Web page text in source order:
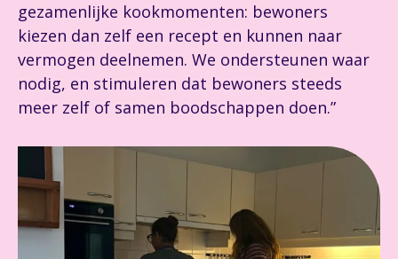
gezamenlijke kookmomenten: bewoners
kiezen dan zelf een recept en kunnen naar
vermogen deelnemen. We ondersteunen waar
nodig, en stimuleren dat bewoners steeds
meer zelf of samen boodschappen doen.”